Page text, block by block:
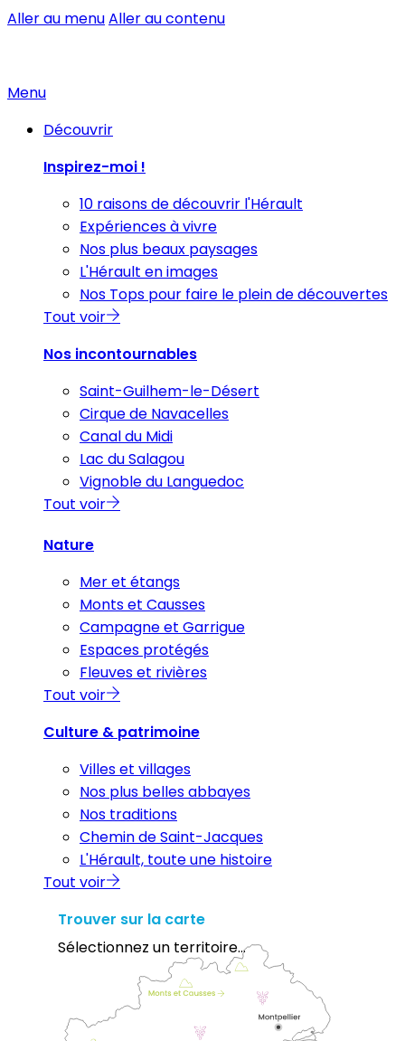
Aller au menuAller au contenu
Menu
Découvrir
Inspirez-moi !
10 raisons de découvrir l'Hérault
Expériences à vivre
Nos plus beaux paysages
L'Hérault en images
Nos Tops pour faire le plein de découvertes
Tout voir
Nos incontournables
Saint-Guilhem-le-Désert
Cirque de Navacelles
Canal du Midi
Lac du Salagou
Vignoble du Languedoc
Tout voir
Nature
Mer et étangs
Monts et Causses
Campagne et Garrigue
Espaces protégés
Fleuves et rivières
Tout voir
Culture & patrimoine
Villes et villages
Nos plus belles abbayes
Nos traditions
Chemin de Saint-Jacques
L'Hérault, toute une histoire
Tout voir
Trouver sur la carte
Sélectionnez un territoire...